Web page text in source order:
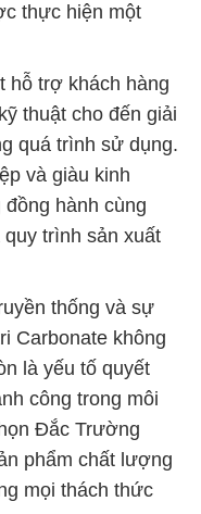
thực hiện một
hỗ trợ khách hàng
thuật cho đến giải
quá trình sử dụng.
và giàu kinh
hành cùng
trình sản xuất
thống và sự
Carbonate không
là yếu tố quyết
công trong môi
Đắc Trường
phẩm chất lượng
mọi thách thức